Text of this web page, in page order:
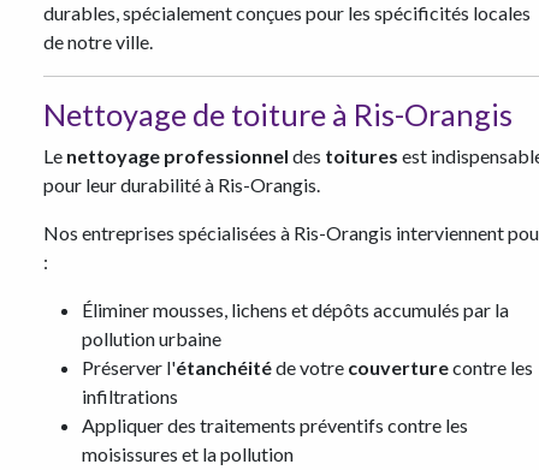
durables, spécialement conçues pour les spécificités locales
de notre ville.
Nettoyage de toiture à Ris-Orangis
Le nettoyage professionnel des toitures est
pour leur durabilité à Ris-Orangis.
Nos entreprises spécialisées à Ris-Orangis interviennent
:
Éliminer mousses, lichens et dépôts accumulés par la
pollution urbaine
Préserver l'étanchéitéde votre couverturecontre les
infiltrations
Appliquer des traitements préventifs contre les
moisissures et la pollution